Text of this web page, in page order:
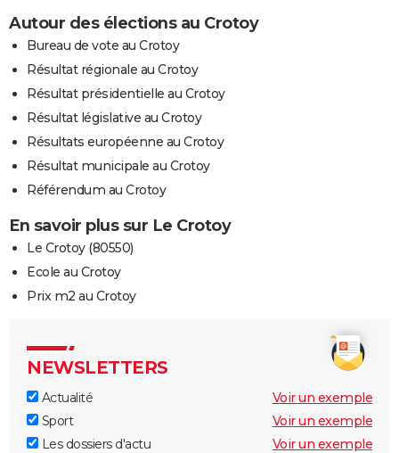
Autour des élections au Crotoy
Bureau de vote au Crotoy
Résultat régionale au Crotoy
Résultat présidentielle au Crotoy
Résultat législative au Crotoy
Résultats européenne au Crotoy
Résultat municipale au Crotoy
Référendum au Crotoy
En savoir plus sur Le Crotoy
Le Crotoy (80550)
Ecole au Crotoy
Prix m2 au Crotoy
NEWSLETTERS
Actualité
Voir un exemple
Sport
Voir un exemple
Les dossiers d'actu
Voir un exemple